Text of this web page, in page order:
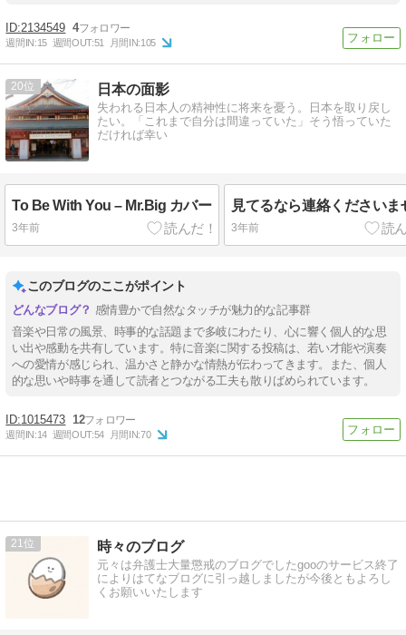
2134549 4
週間IN:15 週間OUT:51 月間IN:105
20 日本の面影
失われる日本人の精神性に将来を憂う。日本を取り戻し
たい。「これまで自分は間違っていた」そう悟っていた
だければ幸い
To Be With You – Mr.Big カバー
3年前
見てるなら連絡くださいま
3年前
このブログのここがポイント
感情豊かで自然なタッチが魅力的な記事群
音楽や日常の風景、時事的な話題まで多岐にわたり、心に響く個人的な思
い出や感動を共有しています。特に音楽に関する投稿は、若い才能や演奏
への愛情が感じられ、温かさと静かな情熱が伝わってきます。また、個人
的な思いや時事を通して読者とつながる工夫も散りばめられています。
1015473 12
週間IN:14 週間OUT:54 月間IN:70
21 時々のブログ
元々は弁護士大量懲戒のブログでしたgooのサービス終了
によりはてなブログに引っ越しましたが今後ともよろし
くお願いいたします